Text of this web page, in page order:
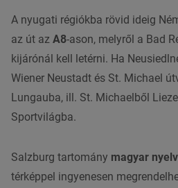
A nyugati régiókba rövid ideig
az út az A8-ason, melyről a Bad
kijárónál kell letérni. Ha
Wiener Neustadt és St. Michael
Lungauba, ill. St. Michaelből
Sportvilágba.
Salzburg tartomány magyar
térképpel ingyenesen